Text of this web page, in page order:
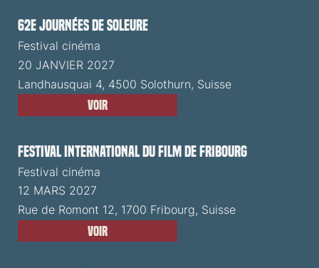
62e Journées de Soleure
Festival cinéma
20 JANVIER 2027
Landhausquai 4, 4500 Solothurn, Suisse
Voir
Festival International du Film de Fribourg
Festival cinéma
12 MARS 2027
Rue de Romont 12, 1700 Fribourg, Suisse
Voir